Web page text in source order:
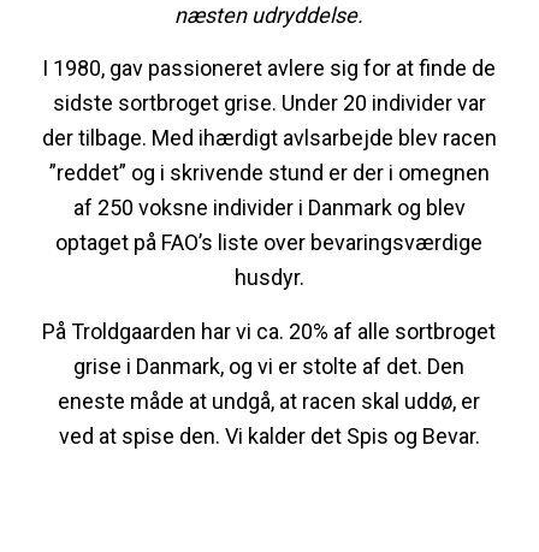
næsten udryddelse.
I 1980, gav passioneret avlere sig for at finde de
sidste sortbroget grise. Under 20 individer var
der tilbage. Med ihærdigt avlsarbejde blev racen
”reddet” og i skrivende stund er der i omegnen
af 250 voksne individer i Danmark og blev
optaget på FAO’s liste over bevaringsværdige
husdyr.
På Troldgaarden har vi ca. 20% af alle sortbroget
grise i Danmark, og vi er stolte af det. Den
eneste måde at undgå, at racen skal uddø, er
ved at spise den. Vi kalder det Spis og Bevar.